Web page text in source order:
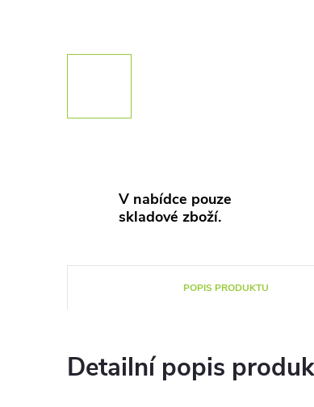
V nabídce pouze
skladové zboží.
POPIS PRODUKTU
Detailní popis